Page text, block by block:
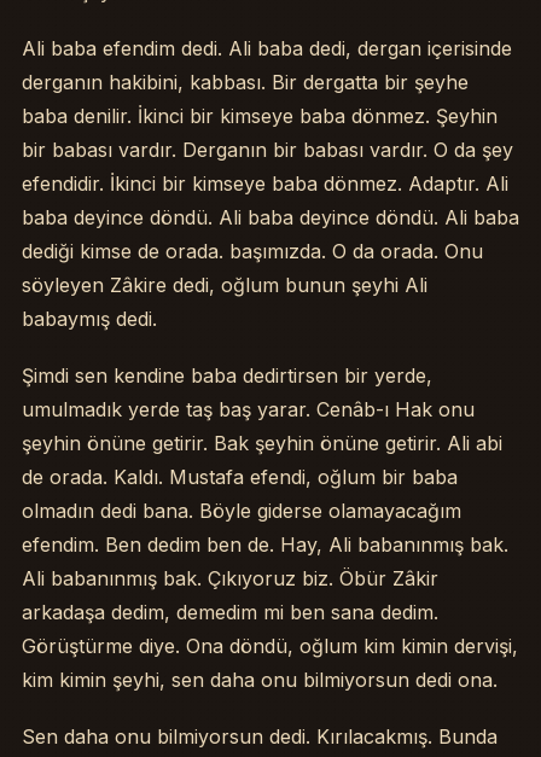
Ali baba efendim dedi. Ali baba dedi, dergan içerisinde
derganın hakibini, kabbası. Bir dergatta bir şeyhe
baba denilir. İkinci bir kimseye baba dönmez. Şeyhin
bir babası vardır. Derganın bir babası vardır. O da şey
efendidir. İkinci bir kimseye baba dönmez. Adaptır. Ali
baba deyince döndü. Ali baba deyince döndü. Ali baba
dediği kimse de orada. başımızda. O da orada. Onu
söyleyen Zâkire dedi, oğlum bunun şeyhi Ali
babaymış dedi.
Şimdi sen kendine baba dedirtirsen bir yerde,
umulmadık yerde taş baş yarar. Cenâb-ı Hak onu
şeyhin önüne getirir. Bak şeyhin önüne getirir. Ali abi
de orada. Kaldı. Mustafa efendi, oğlum bir baba
olmadın dedi bana. Böyle giderse olamayacağım
efendim. Ben dedim ben de. Hay, Ali babanınmış bak.
Ali babanınmış bak. Çıkıyoruz biz. Öbür Zâkir
arkadaşa dedim, demedim mi ben sana dedim.
Görüştürme diye. Ona döndü, oğlum kim kimin dervişi,
kim kimin şeyhi, sen daha onu bilmiyorsun dedi ona.
Sen daha onu bilmiyorsun dedi. Kırılacakmış. Bunda